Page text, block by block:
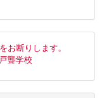
お断りします。
聾学校